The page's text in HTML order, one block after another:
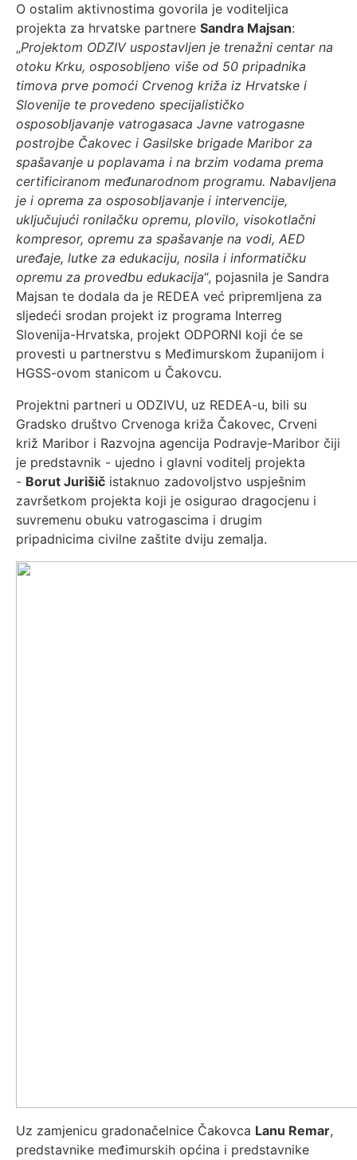
O ostalim aktivnostima govorila je voditeljica
projekta za hrvatske partnere Sandra Majsan:
„Projektom ODZIV uspostavljen je trenažni centar na
otoku Krku, osposobljeno više od 50 pripadnika
timova prve pomoći Crvenog križa iz Hrvatske i
Slovenije te provedeno specijalističko
osposobljavanje vatrogasaca Javne vatrogasne
postrojbe Čakovec i Gasilske brigade Maribor za
spašavanje u poplavama i na brzim vodama prema
certificiranom međunarodnom programu. Nabavljena
je i oprema za osposobljavanje i intervencije,
uključujući ronilačku opremu, plovilo, visokotlačni
kompresor, opremu za spašavanje na vodi, AED
uređaje, lutke za edukaciju, nosila i informatičku
opremu za provedbu edukacija“, pojasnila je Sandra
Majsan te dodala da je REDEA već pripremljena za
sljedeći srodan projekt iz programa Interreg
Slovenija-Hrvatska, projekt ODPORNI koji će se
provesti u partnerstvu s Međimurskom županijom i
HGSS-ovom stanicom u Čakovcu.
Projektni partneri u ODZIVU, uz REDEA-u, bili su
Gradsko društvo Crvenoga križa Čakovec, Crveni
križ Maribor i Razvojna agencija Podravje-Maribor čiji
je predstavnik - ujedno i glavni voditelj projekta
- Borut Jurišič istaknuo zadovoljstvo uspješnim
završetkom projekta koji je osigurao dragocjenu i
suvremenu obuku vatrogascima i drugim
pripadnicima civilne zaštite dviju zemalja.
Uz zamjenicu gradonačelnice Čakovca Lanu Remar,
predstavnike međimurskih općina i predstavnike